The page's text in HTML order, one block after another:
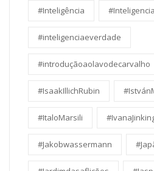
#Inteligência
#inteligenciaeverdade
#introduçãoaolavodecarvalho
#IsaakIllichRubin
#ItaloMarsili
#Jakobwassermann